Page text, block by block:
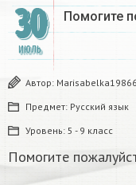
30
ИЮЛЬ
Помогите
Автор: Marisabelka19866
Предмет: Русский язык
Уровень: 5 - 9 класс
Помогите